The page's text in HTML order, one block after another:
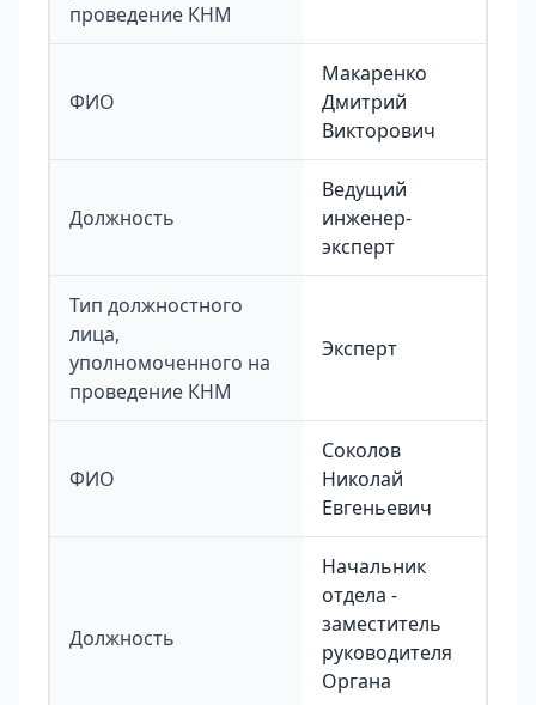
проведение КНМ
ФИО
Макаренко
Дмитрий
Викторович
Должность
Ведущий
инженер-
эксперт
Тип должностного
лица,
уполномоченного на
проведение КНМ
Эксперт
ФИО
Соколов
Николай
Евгеньевич
Должность
Начальник
отдела -
заместитель
руководителя
Органа